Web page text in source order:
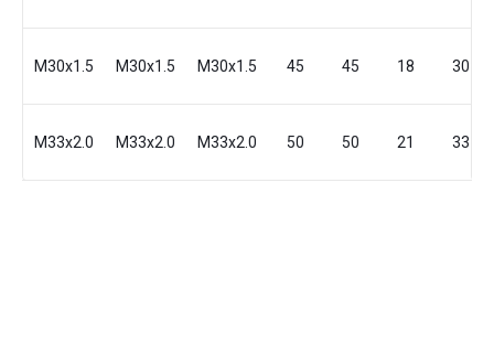
M30x1.5 M30x1.5 M30x1.5 45 45 18 30
M33x2.0 M33x2.0 M33x2.0 50 50 21 33